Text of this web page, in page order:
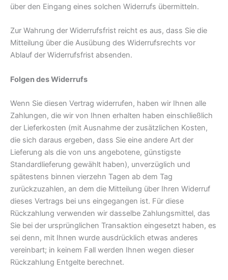
über den Eingang eines solchen Widerrufs übermitteln.
Zur Wahrung der Widerrufsfrist reicht es aus, dass Sie die
Mitteilung über die Ausübung des Widerrufsrechts vor
Ablauf der Widerrufsfrist absenden.
Folgen des Widerrufs
Wenn Sie diesen Vertrag widerrufen, haben wir Ihnen alle
Zahlungen, die wir von Ihnen erhalten haben einschließlich
der Lieferkosten (mit Ausnahme der zusätzlichen Kosten,
die sich daraus ergeben, dass Sie eine andere Art der
Lieferung als die von uns angebotene, günstigste
Standardlieferung gewählt haben), unverzüglich und
spätestens binnen vierzehn Tagen ab dem Tag
zurückzuzahlen, an dem die Mitteilung über Ihren Widerruf
dieses Vertrags bei uns eingegangen ist. Für diese
Rückzahlung verwenden wir dasselbe Zahlungsmittel, das
Sie bei der ursprünglichen Transaktion eingesetzt haben, es
sei denn, mit Ihnen wurde ausdrücklich etwas anderes
vereinbart; in keinem Fall werden Ihnen wegen dieser
Rückzahlung Entgelte berechnet.